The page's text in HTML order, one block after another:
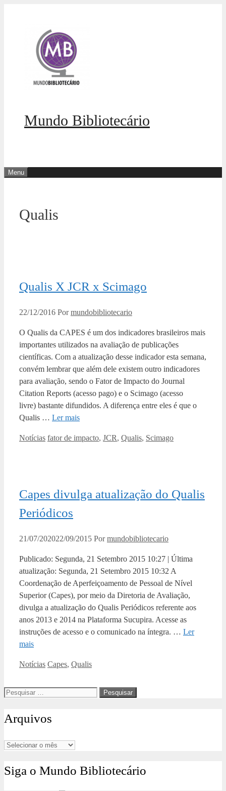
Mundo Bibliotecário
Menu
Qualis
Qualis X JCR x Scimago
22/12/2016 Pormundobibliotecario
O Qualis da CAPES é um dos indicadores brasileiros mais
importantes utilizados na avaliação de publicações
científicas. Com a atualização desse indicador esta semana,
convém lembrar que além dele existem outro indicadores
para avaliação, sendo o Fator de Impacto do Journal
Citation Reports (acesso pago) e o Scimago (acesso
livre) bastante difundidos. A diferença entre eles é que o
Qualis … Ler mais
Categorias
Notícias Tags
fator de impacto, JCR, Qualis, Scimago
Capes divulga atualização do Qualis
Periódicos
21/07/202022/09/2015 Pormundobibliotecario
Publicado: Segunda, 21 Setembro 2015 10:27 | Última
atualização: Segunda, 21 Setembro 2015 10:32 A
Coordenação de Aperfeiçoamento de Pessoal de Nível
Superior (Capes), por meio da Diretoria de Avaliação,
divulga a atualização do Qualis Periódicos referente aos
anos 2013 e 2014 na Plataforma Sucupira. Acesse as
instruções de acesso e o comunicado na íntegra. … Ler
mais
Categorias
Notícias Tags
Capes, Qualis
Pesquisar
Arquivos
Arquivos
Siga o Mundo Bibliotecário